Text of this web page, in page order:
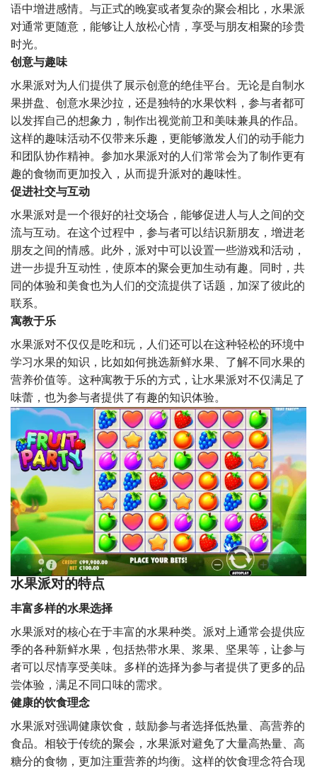
语中增进感情。与正式的晚宴或者复杂的聚会相比，水果派
对通常更随意，能够让人放松心情，享受与朋友相聚的珍贵
时光。
创意与趣味
水果派对为人们提供了展示创意的绝佳平台。无论是自制水
果拼盘、创意水果沙拉，还是独特的水果饮料，参与者都可
以发挥自己的想象力，制作出视觉前卫和美味兼具的作品。
这样的趣味活动不仅带来乐趣，更能够激发人们的动手能力
和团队协作精神。参加水果派对的人们常常会为了制作更有
趣的食物而更加投入，从而提升派对的趣味性。
促进社交与互动
水果派对是一个很好的社交场合，能够促进人与人之间的交
流与互动。在这个过程中，参与者可以结识新朋友，增进老
朋友之间的情感。此外，派对中可以设置一些游戏和活动，
进一步提升互动性，使原本的聚会更加生动有趣。同时，共
同的体验和美食也为人们的交流提供了话题，加深了彼此的
联系。
寓教于乐
水果派对不仅仅是吃和玩，人们还可以在这种轻松的环境中
学习水果的知识，比如如何挑选新鲜水果、了解不同水果的
营养价值等。这种寓教于乐的方式，让水果派对不仅满足了
味蕾，也为参与者提供了有趣的知识体验。
水果派对的特点
丰富多样的水果选择
水果派对的核心在于丰富的水果种类。派对上通常会提供应
季的各种新鲜水果，包括热带水果、浆果、坚果等，让参与
者可以尽情享受美味。多样的选择为参与者提供了更多的品
尝体验，满足不同口味的需求。
健康的饮食理念
水果派对强调健康饮食，鼓励参与者选择低热量、高营养的
食品。相较于传统的聚会，水果派对避免了大量高热量、高
糖分的食物，更加注重营养的均衡。这样的饮食理念符合现